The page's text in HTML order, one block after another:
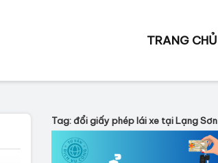
TRANG CHỦ
Tag: đổi giấy phép lái xe tại Lạng Sơn